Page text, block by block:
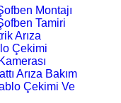
Montajı
Tamiri
Arıza
Çekimi
Arıza Bakım
Çekimi Ve